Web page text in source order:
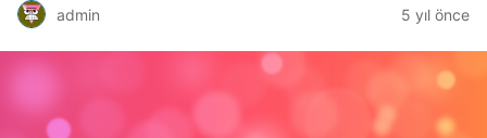
admin 5 yıl önce